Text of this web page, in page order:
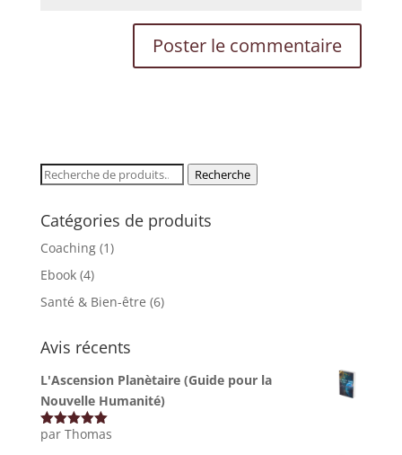
Recherche
Recherche
Catégories de produits
Coaching (1)
Ebook (4)
Santé & Bien-être (6)
Avis récents
L'Ascension Planètaire (Guide pour la
Nouvelle Humanité)
Note 5sur
par Thomas
JE M'ÉVEILLE 🌟